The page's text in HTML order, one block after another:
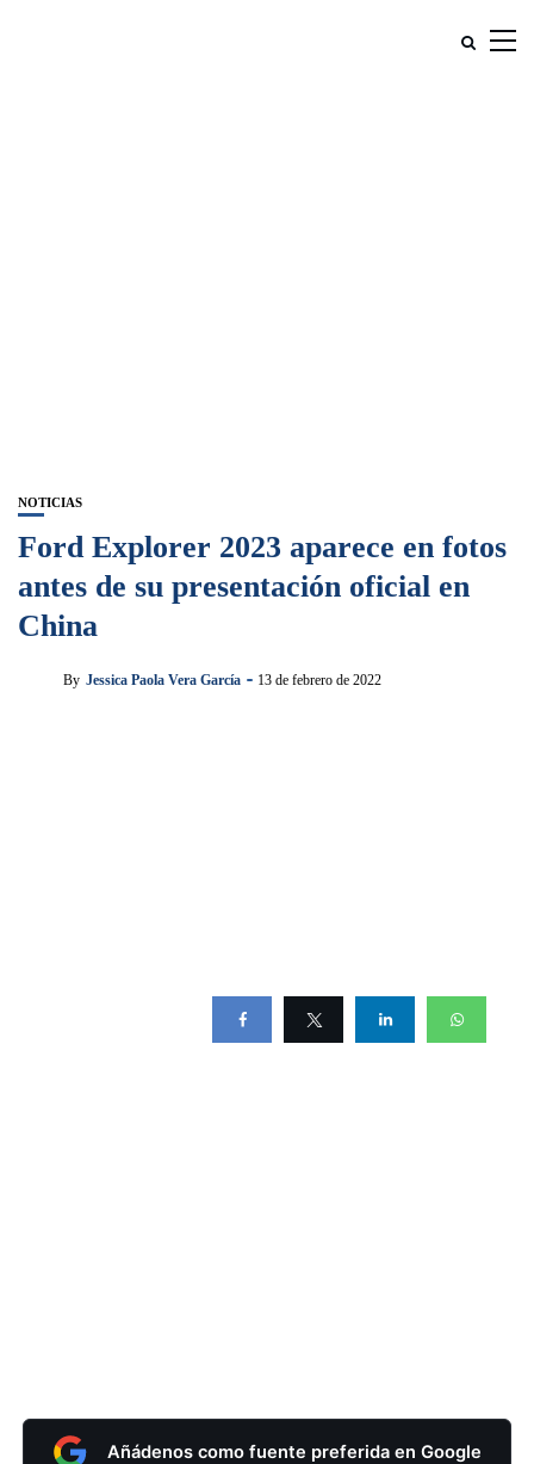
NOTICIAS
Ford Explorer 2023 aparece en fotos
antes de su presentación oficial en
China
By Jessica Paola Vera García 13 de febrero de 2022
Añádenos como fuente preferida en Google